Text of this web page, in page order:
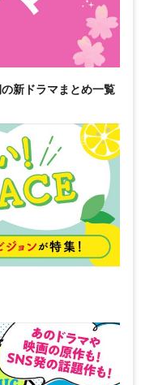
新ドラマまとめ一覧